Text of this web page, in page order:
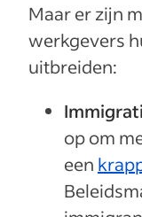
Maar er zijn
werkgevers
uitbreiden:
op om
een